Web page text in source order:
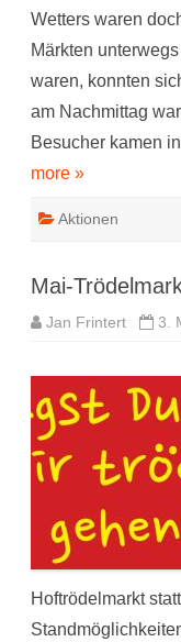
Wetters waren
Märkten
waren, konnten
am Nachmittag
Besucher kamen
more »
Aktionen
Mai-
Jan Frintert 3.
Hoftrödelmarkt